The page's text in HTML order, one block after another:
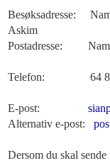
Besøksadresse:
Askim
Postadresse:
Telefon: 64 85
E-post:
Alternativ e-post:
Dersom du skal